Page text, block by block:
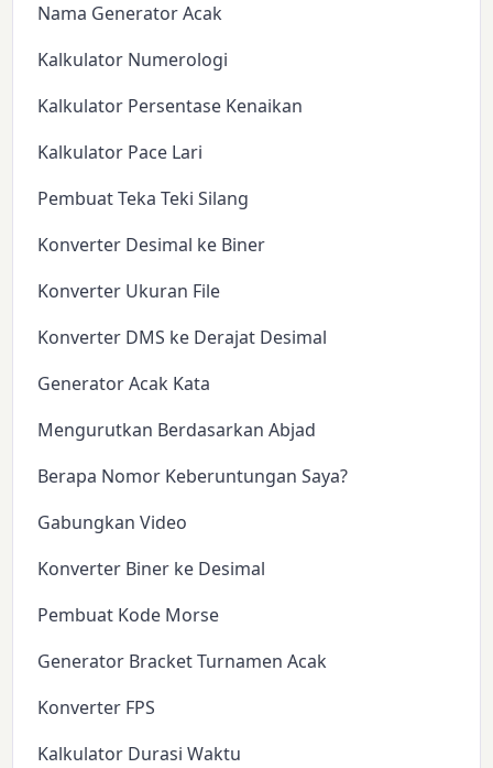
Nama Generator Acak
Kalkulator Numerologi
Kalkulator Persentase Kenaikan
Kalkulator Pace Lari
Pembuat Teka Teki Silang
Konverter Desimal ke Biner
Konverter Ukuran File
Konverter DMS ke Derajat Desimal
Generator Acak Kata
Mengurutkan Berdasarkan Abjad
Berapa Nomor Keberuntungan Saya?
Gabungkan Video
Konverter Biner ke Desimal
Pembuat Kode Morse
Generator Bracket Turnamen Acak
Konverter FPS
Kalkulator Durasi Waktu